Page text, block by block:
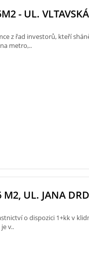
- UL.
z řad investorů, kteří
metro,..
M2, UL. JANA
o dispozici 1+kk v
v..